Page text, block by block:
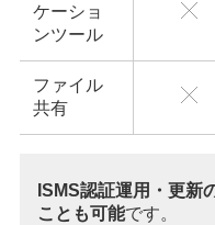
ケーショ
ンツール
ファイル
共有
ISMS認証運用・更新
ことも可能です。